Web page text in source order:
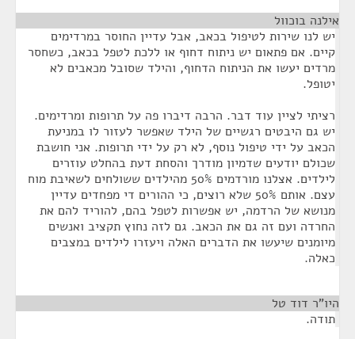
אילנה בוכוול
יש לנו שירות לטיפול בכאב, אבל עדיין החוסר במרדימים
קיים. אם פתאום יש ניתוח דחוף או ללכת לטפל בכאב, כשחסר
מרדים יעשו את הניתוח הדחוף, והילד שסובל מכאבים לא
יטופל.
רציתי לציין עוד דבר. הרבה דיברו פה על תרופות ומרדימים.
יש גם היבטים רגשיים של הילד שאפשר לעזור לו במניעת
הכאב על ידי טיפול נוסף, לא רק על ידי תרופות. אני חושבת
שכולם יודעים שדמיון מודרך והסחת דעת בהחלט עוזרים
לילדים. אצלנו מורדמים 50% מהילדים ששולחים לשאיבת מוח
עצם. אותם 50% שלא רוצים, כי ההורים די מפחדים עדיין
מנושא של הרדמה, יש אפשרות לטפל בהם, להוריד להם את
החרדה ועם זה גם את הכאב. גם לזה נחוץ תקציב ואנשים
מיומנים שיעשו את הדברים האלה ויעזרו לילדים במצבים
כאלה.
היו"ר דוד טל
תודה.